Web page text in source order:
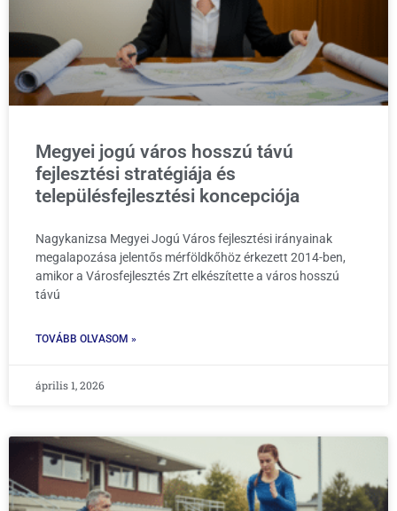
Megyei jogú város hosszú távú
fejlesztési stratégiája és
településfejlesztési koncepciója
Nagykanizsa Megyei Jogú Város fejlesztési irányainak
megalapozása jelentős mérföldkőhöz érkezett 2014-ben,
amikor a Városfejlesztés Zrt elkészítette a város hosszú
távú
TOVÁBB OLVASOM »
április 1, 2026